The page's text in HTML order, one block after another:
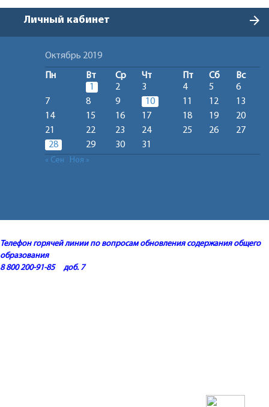
Личный кабинет arrow_forward
Октябрь 2019
Пн Вт Ср Чт Пт Сб
Вс
1
2 3 4 5
6
7
8 9 10 11 12
13
14
15 16 17 18 19
20
21
22 23 24 25 26
27
28
29 30 31
« Сен Ноя »
Телефон горячей линии по вопросам обновления содержания общего
образования
8 800 200-91-85 доб. 7